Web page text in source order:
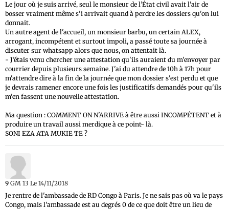
Le jour où je suis arrivé, seul le monsieur de l’État civil avait l'air de
bosser vraiment même s'i arrivait quand à perdre les dossiers qu'on lui
donnait.
Un autre agent de l'accueil, un monsieur barbu, un certain ALEX,
arrogant, incompétent et surtout impoli, a passé toute sa journée à
discuter sur whatsapp alors que nous, on attentait là.
- J’étais venu chercher une attestation qu'ils auraient du m'envoyer par
courrier depuis plusieurs semaine. J'ai du attendre de 10h à 17h pour
m'attendre dire à la fin de la journée que mon dossier s'est perdu et que
je devrais ramener encore une fois les justificatifs demandés pour qu'ils
m'en fassent une nouvelle attestation.
Ma question : COMMENT ON N'ARRIVE à être aussi INCOMPÉTENT et à
produire un travail aussi merdique à ce point- là.
SONI EZA ATA MUKIE TE ?
9 GM 13 Le 14/11/2018
Je rentre de l'ambassade de RD Congo à Paris. Je ne sais pas où va le pays
Congo, mais l'ambassade est au degrés 0 de ce que doit être un lieu de